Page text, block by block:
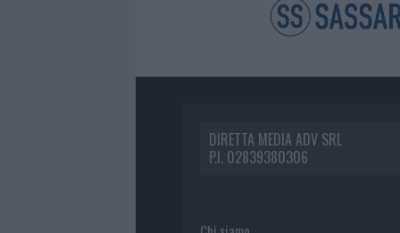
DIRETTA MEDIA ADV SRL
P.I. 02839380306